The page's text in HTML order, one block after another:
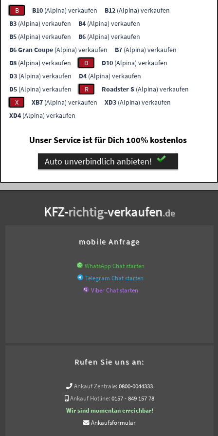
B B10 (Alpina) verkaufen B12 (Alpina) verkaufen
B3 (Alpina) verkaufen B4 (Alpina) verkaufen
B5 (Alpina) verkaufen B6 (Alpina) verkaufen
B6 Gran Coupe (Alpina) verkaufen B7 (Alpina) verkaufen
B8 (Alpina) verkaufen D D10 (Alpina) verkaufen
D3 (Alpina) verkaufen D4 (Alpina) verkaufen
D5 (Alpina) verkaufen R Roadster S (Alpina) verkaufen
X
XB7 (Alpina) verkaufen XD3 (Alpina) verkaufen
XD4 (Alpina) verkaufen
Unser Service ist für Dich 100% kostenlos
Auto unverbindlich anbieten!
KFZ-richtig-verkaufen.de
mobile Anfrage
WhatsApp Chat starten
Telegram Chat starten
Viber Chat starten
Rufen Sie uns an:
Ankauf Zentrale: 0800-0044333
Ankauf Hotline: 0157 - 849 157 78
Wir sind momentan erreichbar!
Ankaufsformular